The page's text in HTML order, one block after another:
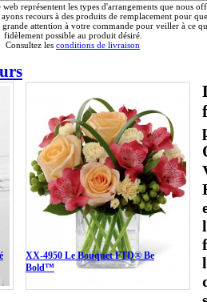
web représentent les types d'arrangements que nous
recours à des produits de remplacement pour
attention à votre commande pour veiller à ce
fidèlement possible au produit désiré.
Consultez les conditions de livraison
XX-4950 Le Bouquet FTD® Be
Bold™